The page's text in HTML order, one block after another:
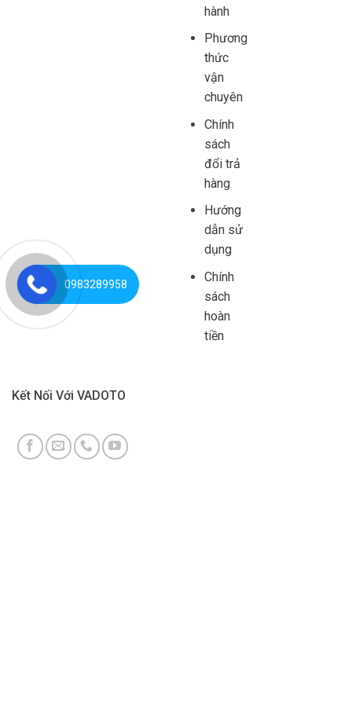
hành
Phương
thức
vận
chuyên
Chính
sách
đổi trả
hàng
Hướng
dẫn sử
dụng
Chính
sách
hoàn
tiền
Kết Nối Với VADOTO
0983289958